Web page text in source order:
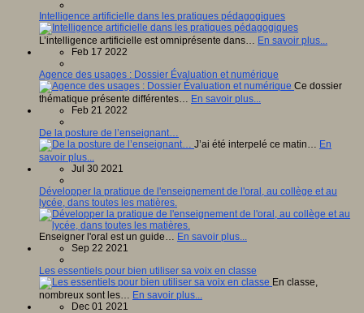
Intelligence artificielle dans les pratiques pédagogiques
L’intelligence artificielle est omniprésente dans… En savoir plus...
Feb 17 2022
Agence des usages : Dossier Évaluation et numérique
Ce dossier
thématique présente différentes… En savoir plus...
Feb 21 2022
De la posture de l’enseignant…
J’ai été interpelé ce matin… En
savoir plus...
Jul 30 2021
Développer la pratique de l'enseignement de l'oral, au collège et au
lycée, dans toutes les matières.
Enseigner l'oral est un guide… En savoir plus...
Sep 22 2021
Les essentiels pour bien utiliser sa voix en classe
En classe,
nombreux sont les… En savoir plus...
Dec 01 2021